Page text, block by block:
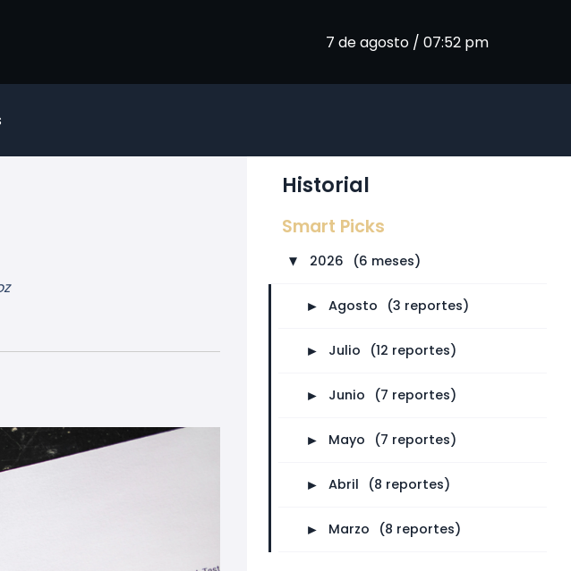
7 de agosto / 07:52 pm
Historial
Smart Picks
► 2026 (6 meses)
► Agosto (3 reportes)
► Julio (12 reportes)
► Junio (7 reportes)
► Mayo (7 reportes)
► Abril (8 reportes)
► Marzo (8 reportes)